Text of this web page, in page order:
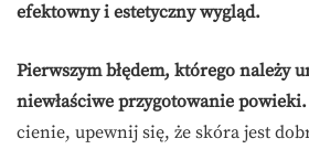
efektowny i estetyczny wygląd.
Pierwszym błędem, którego należy
niewłaściwe przygotowanie powieki.
cienie, upewnij się, że skóra jest